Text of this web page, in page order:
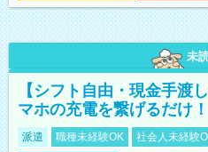
未
【シフト自由・現金手渡
マホの充電を繋げるだけ！
派遣 職種未経験OK 社会人未経験